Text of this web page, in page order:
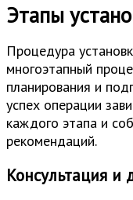
Этапы
Процедура
многоэтапный
планирования и
успех операции
каждого этапа и
рекомендаций.
Консультация и